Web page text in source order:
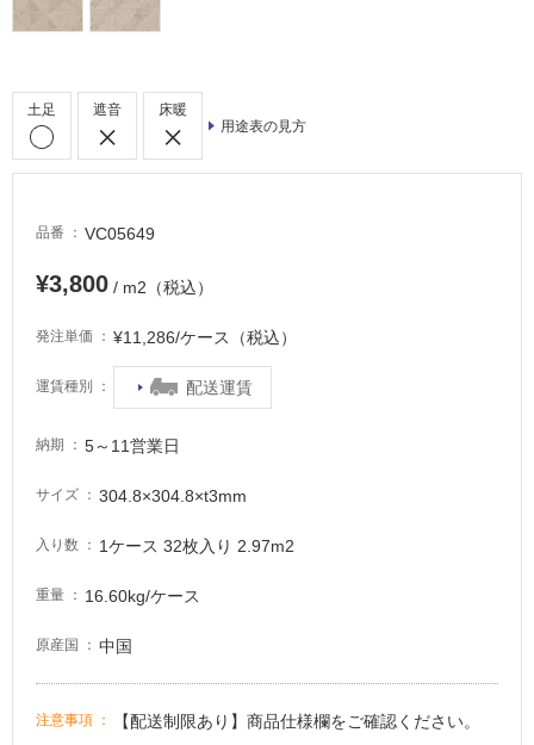
土足 遮音
床暖
用途表の見方
品番 VC05649
¥3,800 / m2（税込）
発注単価 ¥11,286/ケース（税込）
運賃種別 配送運賃
納期 5～11営業日
サイズ 304.8×304.8×t3mm
入り数 1ケース 32枚入り 2.97m2
重量 16.60kg/ケース
原産国 中国
注意事項 【配送制限あり】商品仕様欄をご確認ください。
車
場
に
し
い
る
適
て
る
注
意
必
し